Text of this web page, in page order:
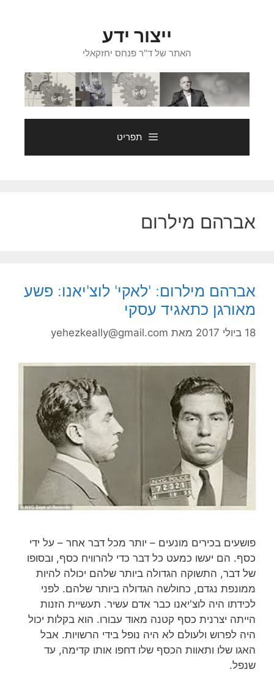
ייצור ידע
האתר של ד"ר פנחס יחזקאלי
תפריט
אברהם מילרום
אברהם מילרום: 'לאקי' לוצ'יאנו: פשע
מאורגן כתאגיד עסקי
18 ביולי 2017 מאת yehezkeally@gmail.com
פושעים בכירים מונעים – יותר מכל דבר אחר – על ידי
כסף. הם יעשו כמעט כל דבר כדי להרוויח כסף, ובסופו
של דבר, התשוקה הגדולה ביותר שלהם יכולה להיות
ממונפת נגדם, כחולשה הגדולה ביותר שלהם. לפני
לכידתו היה לוצ'יאנו כבר אדם עשיר. תעשיית הזנות
הייתה יצרנית כסף קטנה מאוד עבורו. הוא בקלות יכול
היה לפרוש ולעולם לא היה נופל בידי הרשויות. אבל
האגו שלו ותאוות הכסף שלו דחפו אותו קדימה, עד
שנפל.